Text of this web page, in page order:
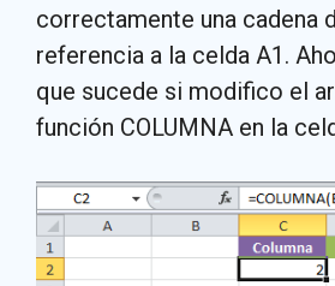
correctamente una cadena
referencia a la celda A1.
que sucede si modifico el
función COLUMNA en la